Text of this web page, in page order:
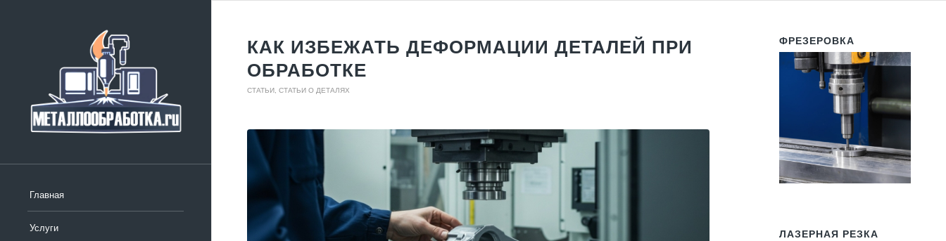
Главная
Услуги
КАК ИЗБЕЖАТЬ ДЕФОРМАЦИИ ДЕТАЛЕЙ ПРИ
ОБРАБОТКЕ
СТАТЬИ СТАТЬИ О ДЕТАЛЯХ
ФРЕЗЕРОВКА
ЛАЗЕРНАЯ РЕЗКА